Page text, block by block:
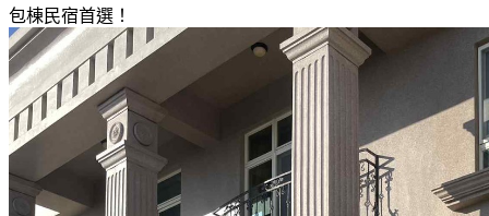
包棟民宿首選！